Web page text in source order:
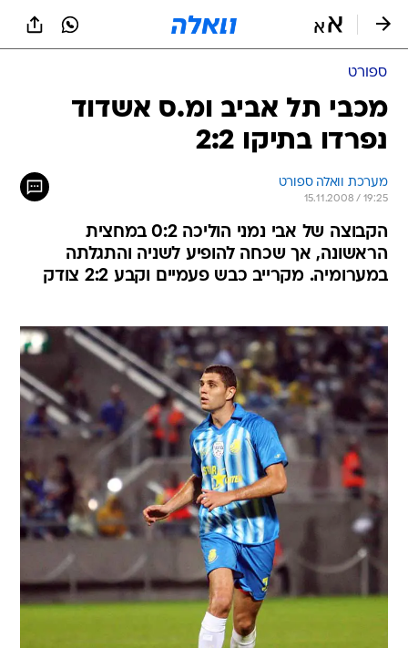
ספורט
מכבי תל אביב ומ.ס אשדוד
נפרדו בתיקו 2:2
מערכת וואלה ספורט
15.11.2008 / 19:25
הקבוצה של אבי נמני הוליכה 0:2 במחצית
הראשונה, אך שכחה להופיע לשניה והתגלתה
במערומיה. מקרייב כבש פעמיים וקבע 2:2 צודק